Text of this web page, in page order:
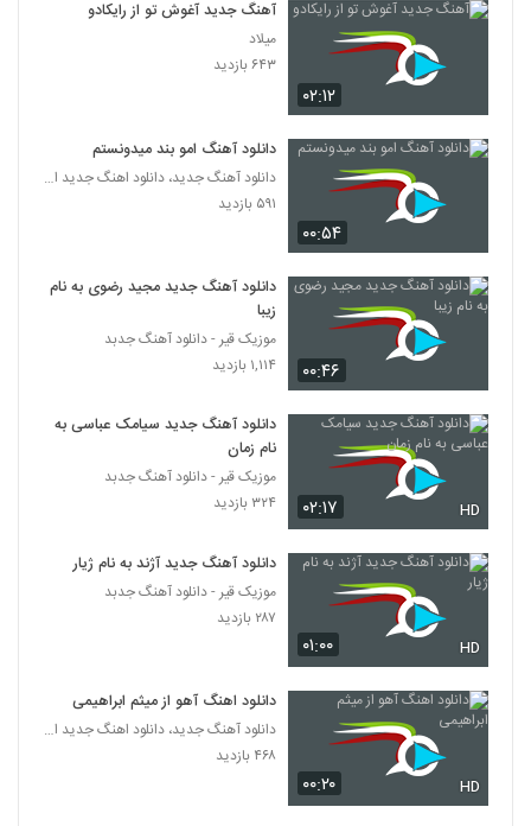
دانلود آهنگ امیر آریا در حصر
5277
Majid Soltani In Del
موزیک زیبای پیاده رو از علی حنفی
۲۸۰ بازدید
اشکان کریم خانی آهنگ فاز غریب
5280
دانلود آهنگ دیجی سایرون از دیجی سایرون
5281
دانلود آهنگ جدید و زیبای مجتبی آدیان با نام
من برات هلاکم
۲۴۷ بازدید
دانلود آهنگ جواد معینی همسفر (Javad
Moeini Hamsafar)
5283
موزیک زیبای دلتنگ از گروه گبه
۲۲۰ بازدید
5284
دانلود آهنگ علی کوچولو سکوت 1
۲۰۴ بازدید
۰۲:۱۲
آهنگ جدید آغوش تو از رایکادو
میلاد
۶۴۳ بازدید
۰۰:۵۴
دانلود آهنگ امو بند میدونستم
دانلود آهنگ جدید، دانلود اهنگ جدید ایرانی
۵۹۱ بازدید
۰۰:۴۶
دانلود آهنگ جدید مجید رضوی به نام
زیبا
موزیک قیر - دانلود آهنگ جدبد
۱,۱۱۴ بازدید
۰۲:۱۷ HD
دانلود آهنگ جدید سیامک عباسی به
نام زمان
موزیک قیر - دانلود آهنگ جدبد
۳۲۴ بازدید
۰۱:۰۰ HD
دانلود آهنگ جدید آژند به نام ژیار
موزیک قیر - دانلود آهنگ جدبد
۲۸۷ بازدید
۰۰:۲۰ HD
دانلود اهنگ آهو از میثم ابراهیمی
دانلود آهنگ جدید، دانلود اهنگ جدید ایرانی
۴۶۸ بازدید